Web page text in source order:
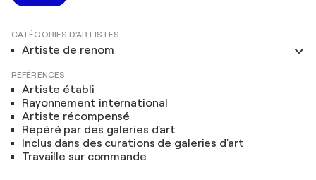
CATÉGORIES D'ARTISTES
Artiste de renom
RÉFÉRENCES
Artiste établi
Rayonnement international
Artiste récompensé
Repéré par des galeries d'art
Inclus dans des curations de galeries d'art
Travaille sur commande